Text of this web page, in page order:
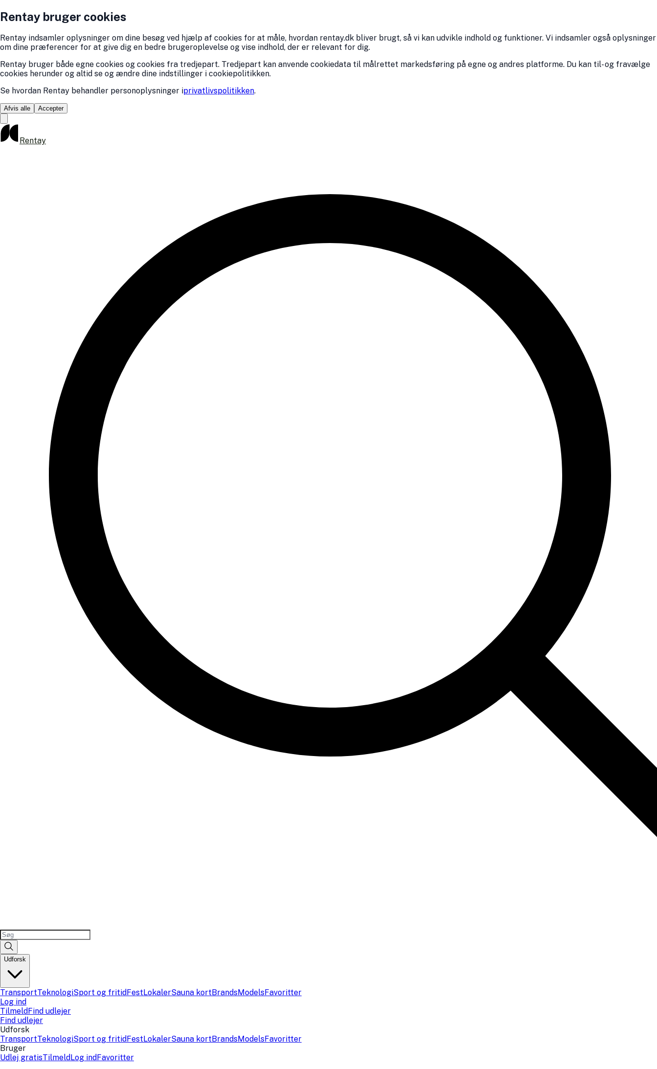
Rentay bruger cookies
Rentay indsamler oplysninger om dine besøg ved hjælp af cookies for at måle, hvordan rentay.dk bliver brugt, så vi kan udvikle indhold og funktioner. Vi indsamler også oplysninger
om dine præferencer for at give dig en bedre brugeroplevelse og vise indhold, der er relevant for dig.
Rentay bruger både egne cookies og cookies fra tredjepart. Tredjepart kan anvende cookiedata til målrettet markedsføring på egne og andres platforme. Du kan til- og fravælge
cookies herunder og altid se og ændre dine indstillinger i cookiepolitikken.
Se hvordan Rentay behandler personoplysninger iprivatlivspolitikken.
Afvis alle Accepter
Rentay
Udforsk
TransportTeknologiSport og fritidFestLokalerSauna kortBrandsModelsFavoritter
Log ind
TilmeldFind udlejer
Find udlejer
Udforsk
TransportTeknologiSport og fritidFestLokalerSauna kortBrandsModelsFavoritter
Bruger
Udlej gratisTilmeldLog indFavoritter